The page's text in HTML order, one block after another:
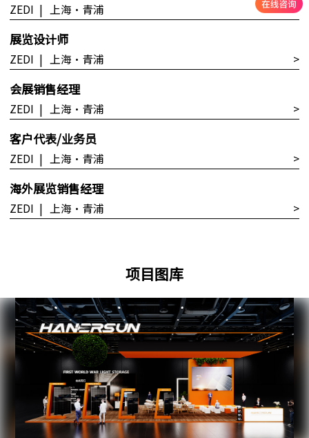
ZEDI | 上海•青浦 >
展览设计师
ZEDI | 上海•青浦 >
会展销售经理
ZEDI | 上海•青浦 >
客户代表/业务员
ZEDI | 上海•青浦 >
海外展览销售经理
ZEDI | 上海•青浦 >
项目图库